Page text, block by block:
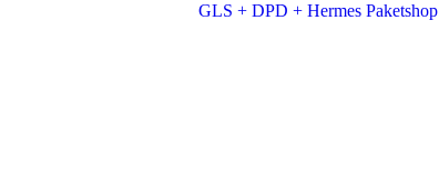
GLS + DPD + Hermes Paketshop